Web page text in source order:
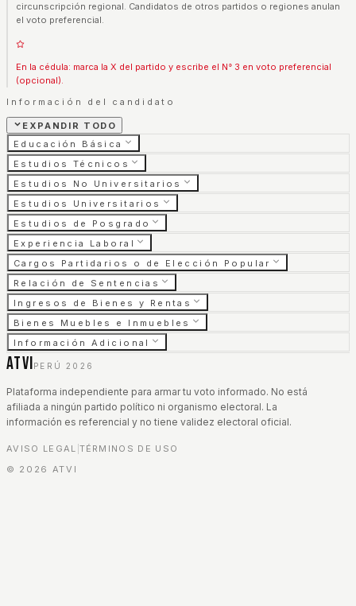
circunscripción regional. Candidatos de otros partidos o regiones anulan
el voto preferencial.
En la cédula: marca la X del partido y escribe el N° 3 en voto preferencial
(opcional).
Información del candidato
EXPANDIR TODO
Educación Básica
Estudios Técnicos
Estudios No Universitarios
Estudios Universitarios
Estudios de Posgrado
Experiencia Laboral
Cargos Partidarios o de Elección Popular
Relación de Sentencias
Ingresos de Bienes y Rentas
Bienes Muebles e Inmuebles
Información Adicional
ATVI PERÚ 2026
Plataforma independiente para armar tu voto informado. No está
afiliada a ningún partido político ni organismo electoral. La
información es referencial y no tiene validez electoral oficial.
AVISO LEGAL TÉRMINOS DE USO
© 2026 ATVI